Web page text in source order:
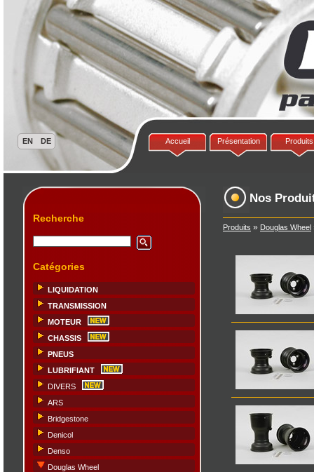
Accueil Présentation Produits
Recherche
Catégories
LIQUIDATION
TRANSMISSION
MOTEUR
CHASSIS
PNEUS
LUBRIFIANT
DIVERS
ARS
Bridgestone
Denicol
Denso
Douglas Wheel
Nos
Produits » Douglas Wheel